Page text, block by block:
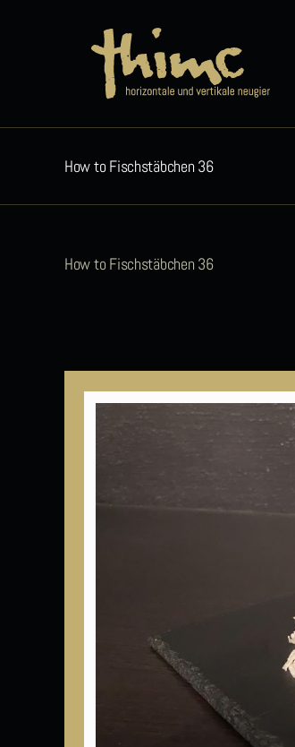
How to Fischstäbchen 36
How to Fischstäbchen 36